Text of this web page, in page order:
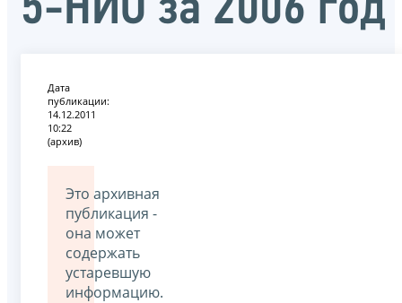
5-НИО за 2006 год
Дата
публикации:
14.12.2011
10:22
(архив)
Это архивная
публикация -
она может
содержать
устаревшую
информацию.